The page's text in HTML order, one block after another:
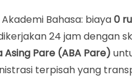
Bahasa: biaya0
24 jam dengan
Asing Pare (ABA Pare)
terpisah yang